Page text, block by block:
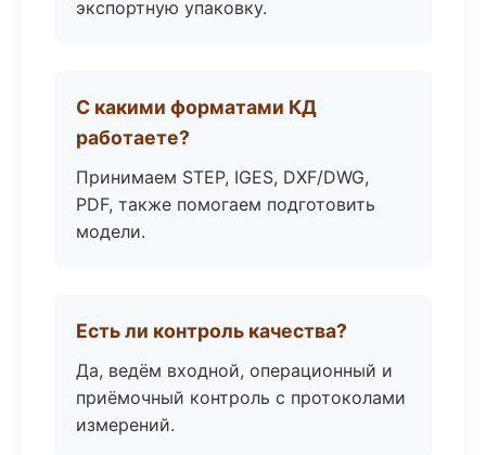
экспортную упаковку.
С какими форматами КД
работаете?
Принимаем STEP, IGES, DXF/DWG,
PDF, также помогаем подготовить
модели.
Есть ли контроль качества?
Да, ведём входной, операционный и
приёмочный контроль с протоколами
измерений.